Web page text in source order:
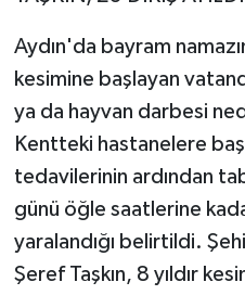
Aydın'da bayram
kesimine başlayan
ya da hayvan darbesi
Kentteki hastanelere
tedavilerinin ardından
günü öğle saatlerine
yaralandığı belirtildi.
Şeref Taşkın, 8 yıldır